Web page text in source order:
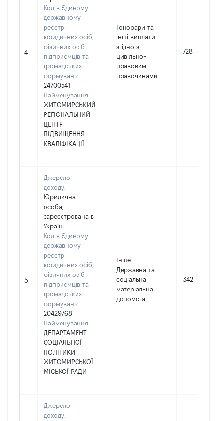
4
Код в Єдиному
державному
реєстрі
юридичних осіб,
фізичних осіб –
підприємців та
громадських
формувань:
24700541
Найменування:
ЖИТОМИРСЬКИЙ
РЕГІОНАЛЬНИЙ
ЦЕНТР
ПІДВИЩЕННЯ
КВАЛІФІКАЦІЇ
Гонорари та
інші виплати
згідно з
цивільно-
правовим
правочинами
728
5
Джерело
доходу:
Юридична
особа,
зареєстрована в
Україні
Код в Єдиному
державному
реєстрі
юридичних осіб,
фізичних осіб –
підприємців та
громадських
формувань:
20429768
Найменування:
ДЕПАРТАМЕНТ
СОЦІАЛЬНОЇ
ПОЛІТИКИ
ЖИТОМИРСЬКОЇ
МІСЬКОЇ РАДИ
Інше
Державна та
соціальна
матеріальна
допомога
342
Джерело
доходу: